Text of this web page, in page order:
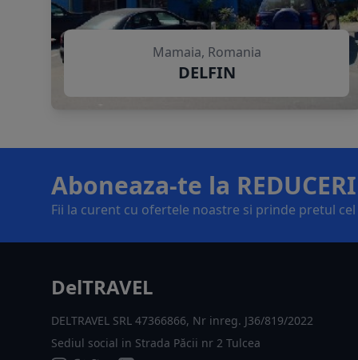
Mamaia, Romania
DELFIN
Aboneaza-te la REDUCERI
Fii la curent cu ofertele noastre si prinde pretul
DelTRAVEL
DELTRAVEL SRL 47366866, Nr inreg. J36/819/2022
Sediul social in Strada Păcii nr 2 Tulcea